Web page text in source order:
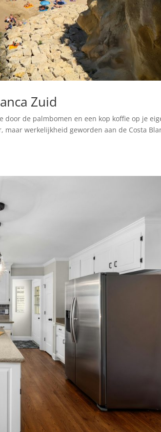
Zuid
door de palmbomen en een kop koffie op je
maar werkelijkheid geworden aan de Costa